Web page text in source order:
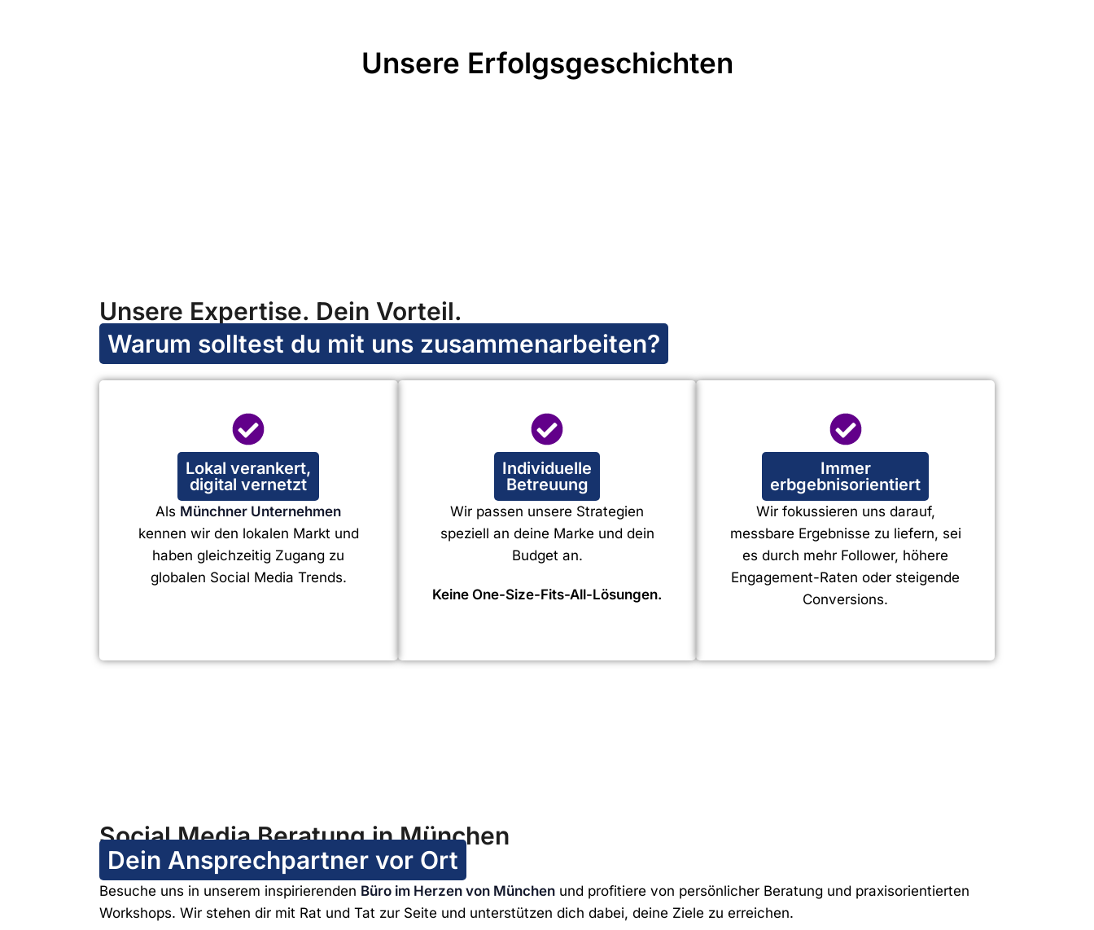
Unsere Erfolgsgeschichten
Unsere Expertise. Dein Vorteil.
Warum solltest du mit uns zusammenarbeiten?
Lokal verankert,
digital vernetzt
Als Münchner Unternehmen
kennen wir den lokalen Markt und
haben gleichzeitig Zugang zu
globalen Social Media Trends.
Individuelle
Betreuung
Wir passen unsere Strategien
speziell an deine Marke und dein
Budget an.
Keine One-Size-Fits-All-Lösungen.
Immer
erbgebnisorientiert
Wir fokussieren uns darauf,
messbare Ergebnisse zu liefern, sei
es durch mehr Follower, höhere
Engagement-Raten oder steigende
Conversions.
Social Media Beratung in München
Dein Ansprechpartner vor Ort
Besuche uns in unserem inspirierenden Büro im Herzen von München und profitiere von persönlicher Beratung und praxisorientierten
Workshops. Wir stehen dir mit Rat und Tat zur Seite und unterstützen dich dabei, deine Ziele zu erreichen.